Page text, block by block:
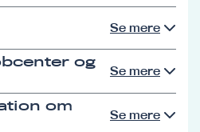
Se mere
og
Se mere
om
Se mere